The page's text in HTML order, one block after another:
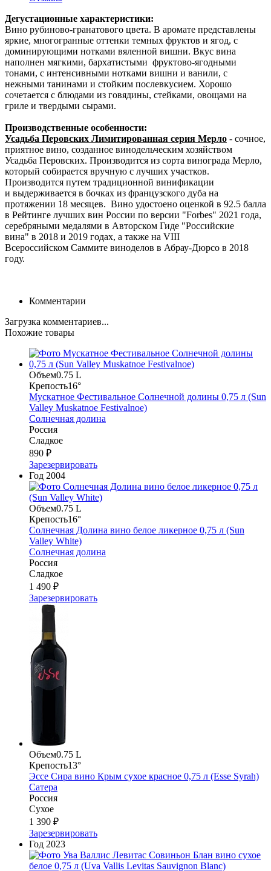
Дегустационные характеристики:
Вино рубиново-гранатового цвета. В аромате представлены
яркие, многогранные оттенки темных фруктов и ягод, с
доминирующими нотками вяленной вишни. Вкус вина
наполнен мягкими, бархатистыми фруктово-ягодными
тонами, с интенсивными нотками вишни и ванили, с
нежными танинами и стойким послевкусием. Хорошо
сочетается с блюдами из говядины, стейками, овощами на
гриле и твердыми сырами.
Производственные особенности:
Усадьба Перовских Лимитированная серия Мерло - сочное,
приятное вино, созданное винодельческим хозяйством
Усадьба Перовских. Производится из сорта винограда Мерло,
который собирается вручную с лучших участков.
Производится путем традиционной винификации
и выдерживается в бочках из французского дуба на
протяжении 18 месяцев. Вино удостоено оценкой в 92.5 балла
в Рейтинге лучших вин России по версии "Forbes" 2021 года,
серебряными медалями в Авторском Гиде "Российские
вина" в 2018 и 2019 годах, а также на VIII
Всероссийском Саммите виноделов в Абрау-Дюрсо в 2018
году.
Комментарии
Загрузка комментариев...
Похожие товары
Объем0.75 L
Крепость16°
Мускатное Фестивальное Солнечной долины 0,75 л (Sun
Valley Muskatnoe Festivalnoe)
Солнечная долина
Россия
Сладкое
890 ₽
Зарезервировать
Год 2004
Объем0.75 L
Крепость16°
Солнечная Долина вино белое ликерное 0,75 л (Sun
Valley White)
Солнечная долина
Россия
Сладкое
1 490 ₽
Зарезервировать
Объем0.75 L
Крепость13°
Эссе Сира вино Крым сухое красное 0,75 л (Esse Syrah)
Сатера
Россия
Сухое
1 390 ₽
Зарезервировать
Год 2023